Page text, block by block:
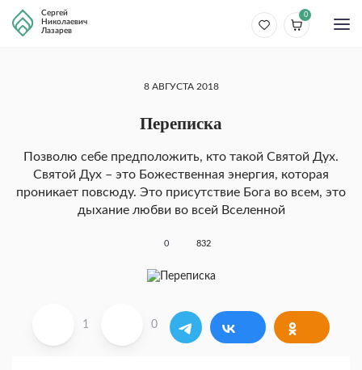
Сергей
Николаевич
Лазарев
0
8 АВГУСТА 2018
Переписка
Позволю себе предположить, кто такой Святой Дух.
Святой Дух – это Божественная энергия, которая
проникает повсюду. Это присутствие Бога во всем, это
дыхание любви во всей Вселенной
0 832
1 0